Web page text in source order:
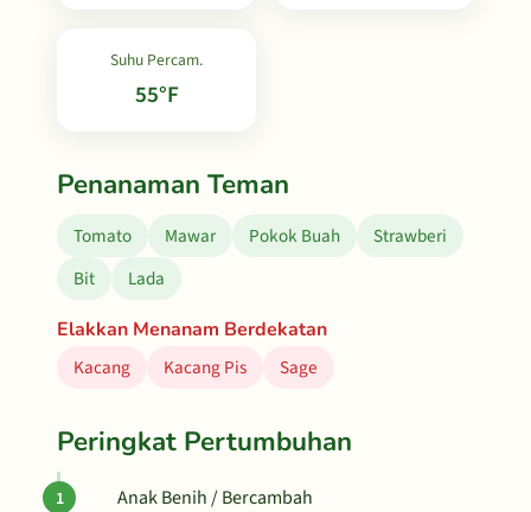
Suhu Percam.
55°F
Penanaman Teman
Tomato Mawar Pokok Buah
Strawberi
Bit
Lada
Elakkan Menanam Berdekatan
Kacang
Kacang Pis Sage
Peringkat Pertumbuhan
Anak Benih / Bercambah